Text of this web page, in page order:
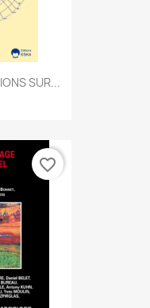
SUR...
favorite_border